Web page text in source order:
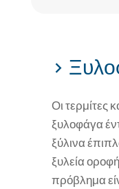
>
Οι τερμίτες
ξυλοφάγα
ξύλινα
ξυλεία
πρόβλημα